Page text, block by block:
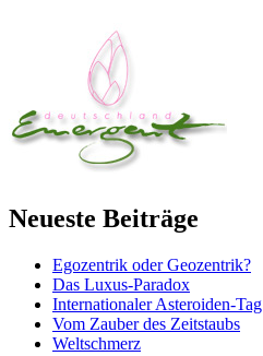
Neueste Beiträge
Egozentrik oder Geozentrik?
Das Luxus-Paradox
Internationaler Asteroiden-Tag
Vom Zauber des Zeitstaubs
Weltschmerz